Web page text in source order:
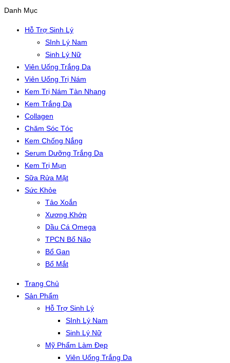
Danh Mục
Hỗ Trợ Sinh Lý
SInh Lý Nam
Sinh Lý Nữ
Viên Uống Trắng Da
Viên Uống Trị Nám
Kem Trị Nám Tàn Nhang
Kem Trắng Da
Collagen
Chăm Sóc Tóc
Kem Chống Nắng
Serum Dưỡng Trắng Da
Kem Trị Mụn
Sữa Rửa Mặt
Sức Khỏe
Tảo Xoắn
Xương Khớp
Dầu Cá Omega
TPCN Bổ Não
Bổ Gan
Bổ Mắt
Trang Chủ
Sản Phẩm
Hỗ Trợ Sinh Lý
SInh Lý Nam
Sinh Lý Nữ
Mỹ Phẩm Làm Đẹp
Viên Uống Trắng Da